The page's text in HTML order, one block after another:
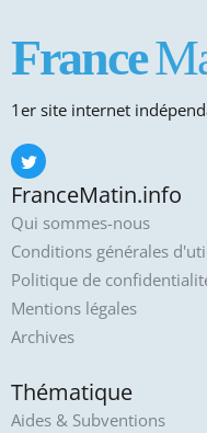
1er site internet
FranceMatin.info
Qui sommes-nous
Conditions générales
Politique de
Mentions légales
Archives
Thématique
Aides & Subventions